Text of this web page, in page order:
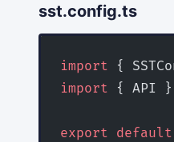
sst.config.ts
import {
import { API }
export default